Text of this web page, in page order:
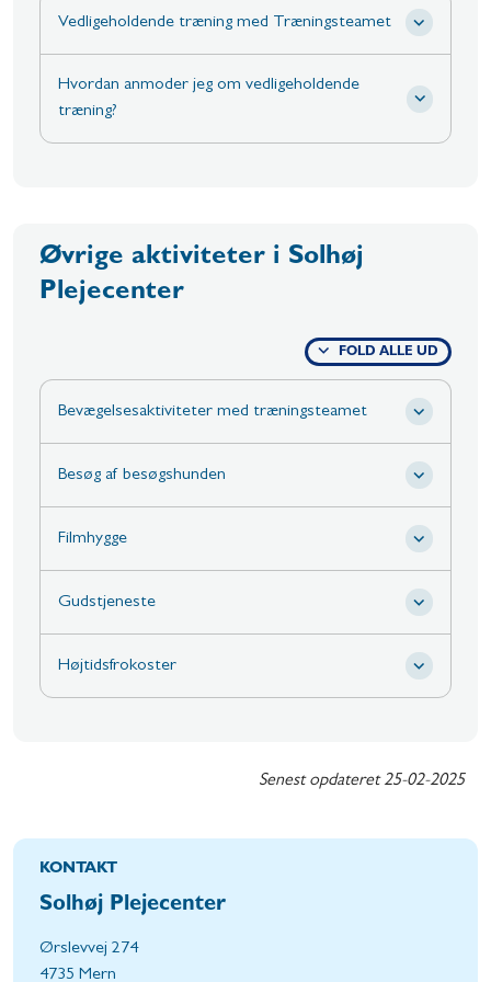
Vedligeholdende træning med Træningsteamet
Hvordan anmoder jeg om vedligeholdende
træning?
Øvrige aktiviteter i Solhøj
Plejecenter
FOLD ALLE UD
Bevægelsesaktiviteter med træningsteamet
Besøg af besøgshunden
Filmhygge
Gudstjeneste
Højtidsfrokoster
Senest opdateret25-02-2025
KONTAKT
Solhøj Plejecenter
Ørslevvej 274
4735 Mern